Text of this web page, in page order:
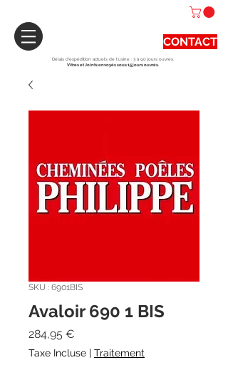
CONTACT
Délais d'expédition actuels de l'usine : 3 à 90 jours ouvrés.
Vitres et Joints envoyés sous 15 jours ouvrés.
SKU : 6901BIS
Avaloir 690 1 BIS
284,95 €
Taxe Incluse | Traitement